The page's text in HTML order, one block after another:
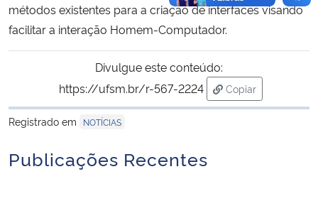
métodos existentes para a criação de interfaces visando
facilitar a interação Homem-Computador.
Divulgue este conteúdo:
https://ufsm.br/r-567-2224
Copiar
para área de
Registrado em
NOTÍCIAS
Publicações Recentes